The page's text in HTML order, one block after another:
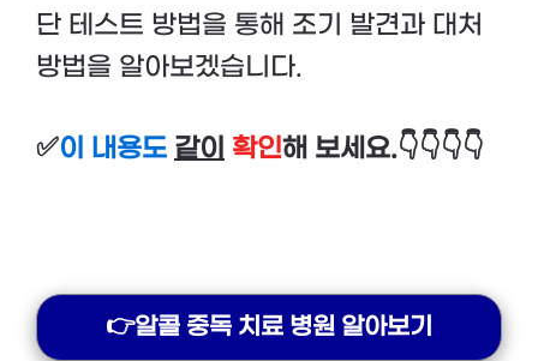
단 테스트 방법을 통해 조기 발견과 대처
방법을 알아보겠습니다.
✅이 내용도 같이 확인해 보세요.👇👇👇👇
👉알콜 중독 치료 병원 알아보기